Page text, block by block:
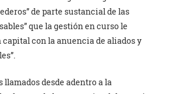
de parte sustancial de las
que la gestión en curso le
con la anuencia de aliados y
llamados desde adentro a la